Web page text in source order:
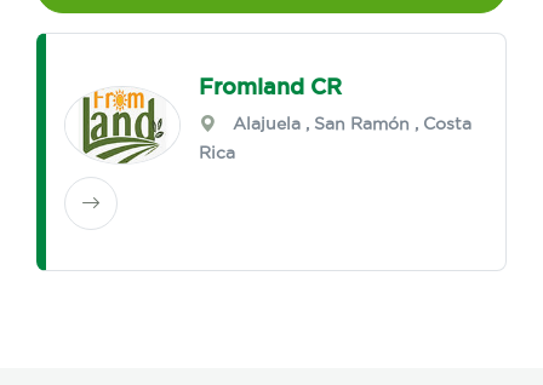
Fromland CR
Alajuela , San Ramón , Costa
Rica